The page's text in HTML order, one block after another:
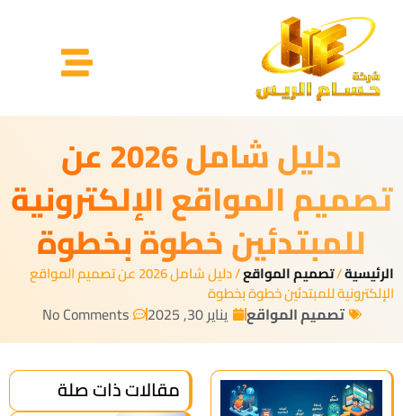
دليل شامل 2026 عن
تصميم المواقع الإلكترونية
للمبتدئين خطوة بخطوة
الرئيسية/تصميم المواقع / دليل شامل 2026 عن تصميم المواقع
الإلكترونية للمبتدئين خطوة بخطوة
تصميم المواقع يناير 30, 2025 No Comments
مقالات ذات صلة